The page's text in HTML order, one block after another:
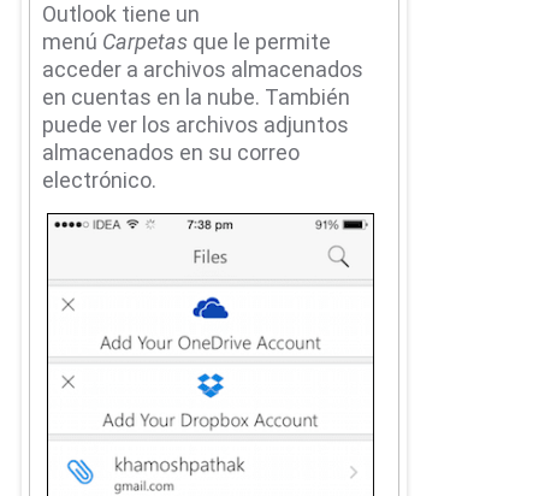
Outlook tiene un
menú Carpetas que le permite
acceder a archivos almacenados
en cuentas en la nube. También
puede ver los archivos adjuntos
almacenados en su correo
electrónico.